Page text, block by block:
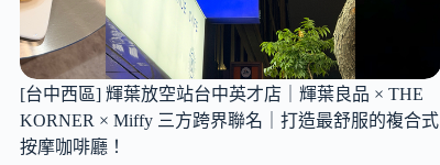
洞
餅
乾
水
鞋、
德
[台中西區] 輝葉放空站台中英才店｜輝葉良品 × THE
KORNER × Miffy 三方跨界聯名｜打造最舒服的複合式
按摩咖啡廳！